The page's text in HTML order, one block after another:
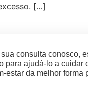
[…]
consulta conosco,
para ajudá-lo a cuidar
estar da melhor forma